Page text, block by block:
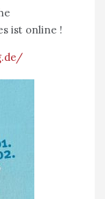
ist online !